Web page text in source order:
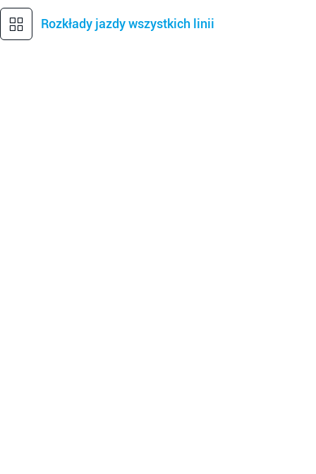
Rozkłady jazdy wszystkich linii